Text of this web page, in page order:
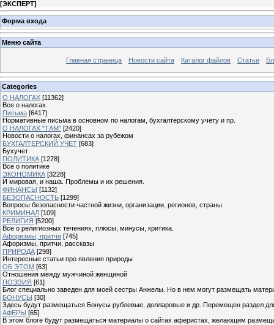
[ЭКСПЕРТ]
Форма входа
Меню сайта
Главная страница Новости сайта Каталог файлов Статьи
Categories
О НАЛОГАХ [11362]
Все о налогах.
Письма [6417]
Нормативные письма в основном по налогам, бухгалтерскому учету и пр.
О НАЛОГАХ "ТАМ" [2420]
Новости о налогах, финансах за рубежом
БУХГАЛТЕРСКИЙ УЧЕТ [683]
Бухучет
ПОЛИТИКА [1278]
Все о политике
ЭКОНОМИКА [3228]
И мировая, и наша. Проблемы и их решения.
ФИНАНСЫ [1132]
БЕЗОПАСНОСТЬ [1299]
Вопросы безопасности частной жизни, организации, регионов, страны.
КРИМИНАЛ [109]
РЕЛИГИЯ [5200]
Все о религиозных течениях, плюсы, минусы, критика.
Афоризмы, притчи [745]
Афоризмы, притчи, рассказы
ПРИРОДА [298]
Интересные статьи про явления природы
ОБ ЭТОМ [63]
Отношения между мужчиной женщиной
ПОЭЗИЯ [61]
Блог специально заведен для моей сестры Анжелы. Но в нем могут размещать
БОНУСЫ [30]
Здесь будут размещаться Бонусы рублевые, долларовые и др. Перемещен раздел
АФЕРЫ [65]
В этом блоге будут размещаться материалы о сайтах аферистах, желающим